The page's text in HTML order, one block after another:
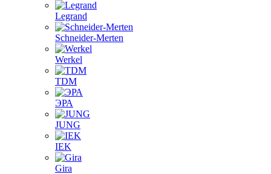
Legrand
Schneider-Merten
Werkel
TDM
ЭРА
JUNG
IEK
Gira